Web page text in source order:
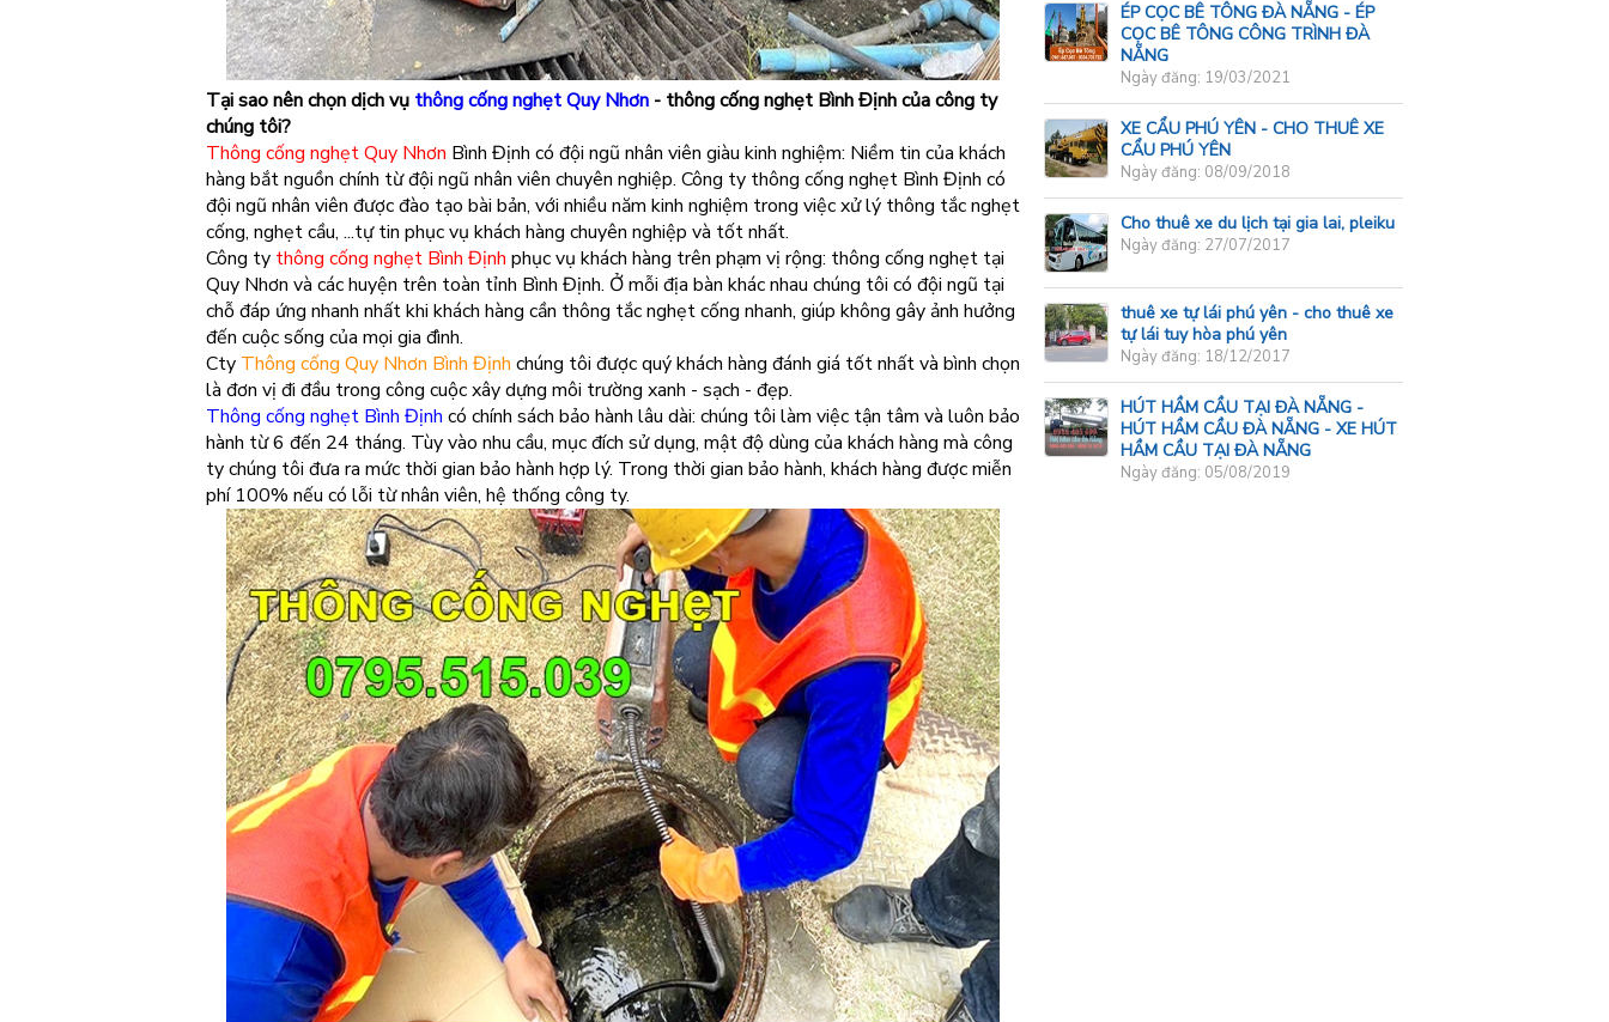
Tại sao nên chọn dịch vụ thông cống nghẹt Quy Nhơn - thông cống nghẹt Bình Định của công ty
chúng tôi?
Thông cống nghẹt Quy Nhơn Bình Định có đội ngũ nhân viên giàu kinh nghiệm: Niềm tin của khách
hàng bắt nguồn chính từ đội ngũ nhân viên chuyên nghiệp. Công ty thông cống nghẹt Bình Định có
đội ngũ nhân viên được đào tạo bài bản, với nhiều năm kinh nghiệm trong việc xử lý thông tắc nghẹt
cống, nghẹt cầu, ...tự tin phục vụ khách hàng chuyên nghiệp và tốt nhất.
Công ty thông cống nghẹt Bình Định phục vụ khách hàng trên phạm vị rộng: thông cống nghẹt tại
Quy Nhơn và các huyện trên toàn tỉnh Bình Định. Ở mỗi địa bàn khác nhau chúng tôi có đội ngũ tại
chỗ đáp ứng nhanh nhất khi khách hàng cần thông tắc nghẹt cống nhanh, giúp không gây ảnh hưởng
đến cuộc sống của mọi gia đình.
Cty Thông cống Quy Nhơn Bình Định chúng tôi được quý khách hàng đánh giá tốt nhất và bình chọn
là đơn vị đi đầu trong công cuộc xây dựng môi trường xanh - sạch - đẹp.
Thông cống nghẹt Bình Định có chính sách bảo hành lâu dài: chúng tôi làm việc tận tâm và luôn bảo
hành từ 6 đến 24 tháng. Tùy vào nhu cầu, mục đích sử dụng, mật độ dùng của khách hàng mà công
ty chúng tôi đưa ra mức thời gian bảo hành hợp lý. Trong thời gian bảo hành, khách hàng được miễn
phí 100% nếu có lỗi từ nhân viên, hệ thống công ty.
ÉP CỌC BÊ TÔNG ĐÀ NẴNG - ÉP
CỌC BÊ TÔNG CÔNG TRÌNH ĐÀ
NẴNG
Ngày đăng: 19/03/2021
XE CẨU PHÚ YÊN - CHO THUÊ XE
CẨU PHÚ YÊN
Ngày đăng: 08/09/2018
Cho thuê xe du lịch tại gia lai, pleiku
Ngày đăng: 27/07/2017
thuê xe tự lái phú yên - cho thuê xe
tự lái tuy hòa phú yên
Ngày đăng: 18/12/2017
HÚT HẦM CẦU TẠI ĐÀ NẴNG -
HÚT HẦM CẦU ĐÀ NẴNG - XE HÚT
HẦM CẦU TẠI ĐÀ NẴNG
Ngày đăng: 05/08/2019